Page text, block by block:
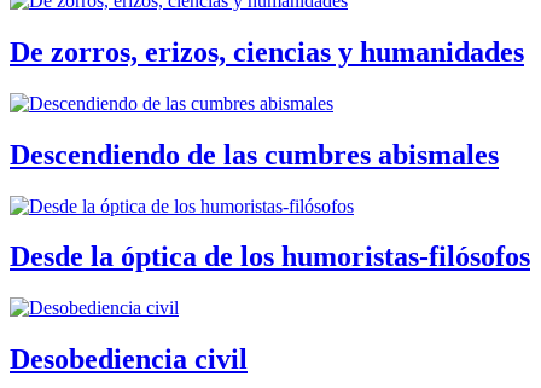
De zorros, erizos, ciencias y humanidades
Descendiendo de las cumbres abismales
Desde la óptica de los humoristas-filósofos
Desobediencia civil